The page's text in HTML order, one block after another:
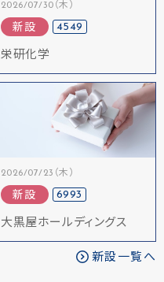
2026/07/30（木）
新設 4549
栄研化学
2026/07/23（木）
新設 6993
大黒屋ホールディングス
新設一覧へ